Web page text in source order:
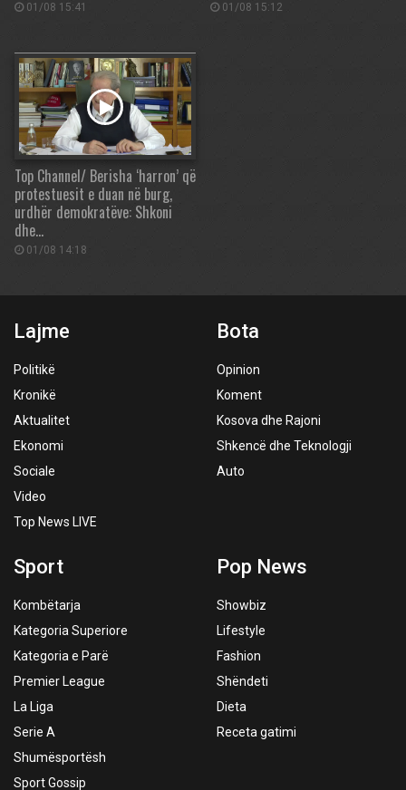
01/08 15:41 01/08 15:12
Top Channel/ Berisha ‘harron’ që
protestuesit e duan në burg,
urdhër demokratëve: Shkoni
dhe…
01/08 14:18
Lajme
Politikë
Kronikë
Aktualitet
Ekonomi
Sociale
Video
Top News LIVE
Bota
Opinion
Koment
Kosova dhe Rajoni
Shkencë dhe Teknologji
Auto
Sport
Kombëtarja
Kategoria Superiore
Kategoria e Parë
Premier League
La Liga
Serie A
Shumësportësh
Sport Gossip
Pop News
Showbiz
Lifestyle
Fashion
Shëndeti
Dieta
Receta gatimi